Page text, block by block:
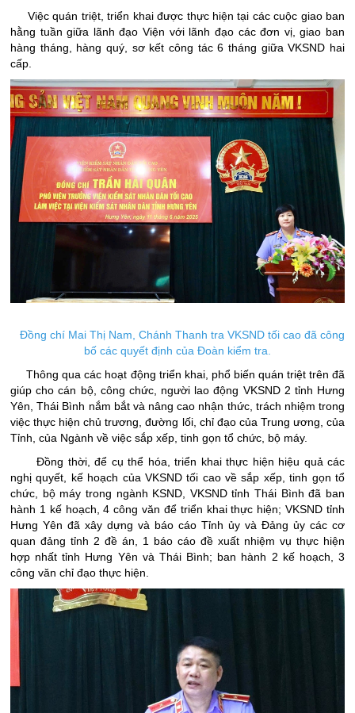
Việc quán triệt, triển khai được thực hiện tại các cuộc giao ban
hằng tuần giữa lãnh đạo Viện với lãnh đạo các đơn vị, giao ban
hàng tháng, hàng quý, sơ kết công tác 6 tháng giữa VKSND hai
cấp.
Đồng chí Mai Thị Nam, Chánh Thanh tra VKSND tối cao đã công
bố các quyết định của Đoàn kiểm tra.
Thông qua các hoạt động triển khai, phổ biến quán triệt trên đã
giúp cho cán bộ, công chức, người lao động VKSND 2 tỉnh Hưng
Yên, Thái Bình nắm bắt và nâng cao nhận thức, trách nhiệm trong
việc thực hiện chủ trương, đường lối, chỉ đạo của Trung ương, của
Tỉnh, của Ngành về việc sắp xếp, tinh gọn tổ chức, bộ máy.
Đồng thời, để cụ thể hóa, triển khai thực hiện hiệu quả các
nghị quyết, kế hoạch của VKSND tối cao về sắp xếp, tinh gọn tổ
chức, bộ máy trong ngành KSND, VKSND tỉnh Thái Bình đã ban
hành 1 kế hoạch, 4 công văn để triển khai thực hiện; VKSND tỉnh
Hưng Yên đã xây dựng và báo cáo Tỉnh ủy và Đảng ủy các cơ
quan đảng tỉnh 2 đề án, 1 báo cáo đề xuất nhiệm vụ thực hiện
hợp nhất tỉnh Hưng Yên và Thái Bình; ban hành 2 kế hoạch, 3
công văn chỉ đạo thực hiện.